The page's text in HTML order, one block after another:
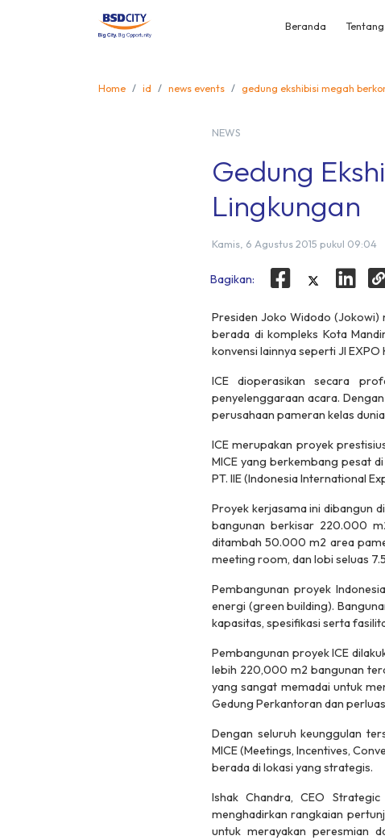
Beranda
Home id news events gedung ekshibisi megah
NEWS
Gedung
Lingkungan
Kamis, 6 Agustus 2015 pukul 09:04
Bagikan:
Presiden Joko Widodo (Jokowi)
berada di kompleks Kota
konvensi lainnya seperti JI
ICE dioperasikan secara
penyelenggaraan acara.
perusahaan pameran kelas
ICE merupakan proyek
MICE yang berkembang pesat
PT. IIE (Indonesia International
Proyek kerjasama ini dibangun
bangunan berkisar 220.000
ditambah 50.000 m2 area
meeting room, dan lobi seluas
Pembangunan proyek
energi (green building).
kapasitas, spesifikasi serta
Pembangunan proyek ICE
lebih 220,000 m2 bangunan
yang sangat memadai untuk
Gedung Perkantoran dan
Dengan seluruh keunggulan
MICE (Meetings, Incentives,
berada di lokasi yang strategis.
Ishak Chandra, CEO
menghadirkan rangkaian
untuk merayakan peresmian